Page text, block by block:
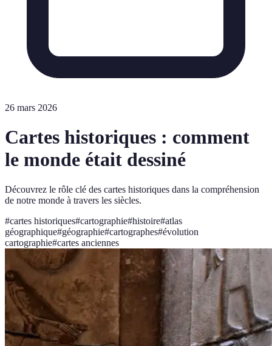
26 mars 2026
Cartes historiques : comment
le monde était dessiné
Découvrez le rôle clé des cartes historiques dans la compréhension
de notre monde à travers les siècles.
#cartes historiques#cartographie#histoire#atlas
géographique#géographie#cartographes#évolution
cartographie#cartes anciennes